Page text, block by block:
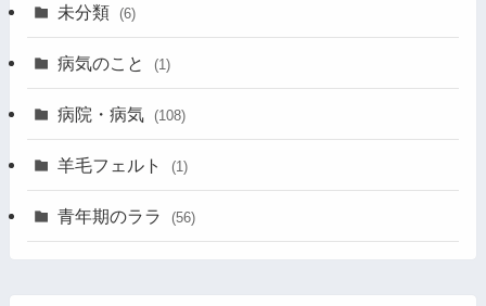
未分類 (6)
病気のこと (1)
病院・病気 (108)
羊毛フェルト (1)
青年期のララ (56)